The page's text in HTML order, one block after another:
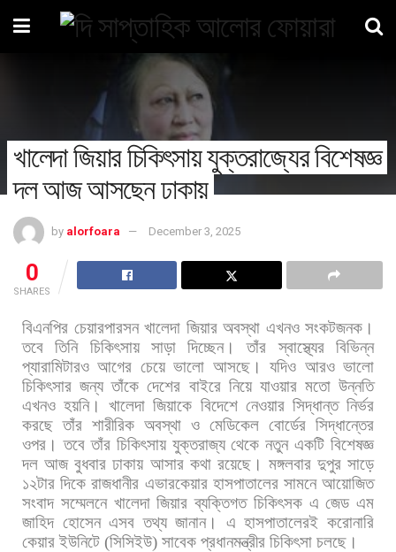
খালেদা জিয়ার চিকিৎসায় যুক্তরাজ্যের বিশেষজ্ঞ
দল আজ আসছেন ঢাকায়
by alorfoara December 3, 2025
0
SHARES
বিএনপির চেয়ারপারসন খালেদা জিয়ার অবস্থা এখনও সংকটজনক।
তবে
তিনি চিকিৎসায় সাড়া দিচ্ছেন। তাঁর স্বাস্থ্যের
বিভিন্ন
প্যারামিটারও আগের চেয়ে ভালো আসছে। যদিও আরও ভালো
চিকিৎসার জন্য তাঁকে দেশের বাইরে নিয়ে যাওয়ার মতো উন্নতি
এখনও হয়নি। খালেদা জিয়াকে বিদেশে নেওয়ার সিদ্ধান্ত নির্ভর
করছে তাঁর শারীরিক অবস্থা ও মেডিকেল বোর্ডের সিদ্ধান্তের
ওপর। তবে তাঁর চিকিৎসায় যুক্তরাজ্য থেকে নতুন একটি বিশেষজ্ঞ
দল আজ বুধবার ঢাকায় আসার কথা রয়েছে। মঙ্গলবার দুপুর সাড়ে
১২টার দিকে রাজধানীর এভারকেয়ার হাসপাতালের সামনে আয়োজিত
সংবাদ সম্মেলনে খালেদা জিয়ার ব্যক্তিগত চিকিৎসক এ জেড এম
জাহিদ হোসেন এসব তথ্য জানান। এ হাসপাতালেরই করোনারি
কেয়ার ইউনিটে (সিসিইউ) সাবেক প্রধানমন্ত্রীর চিকিৎসা চলছে।